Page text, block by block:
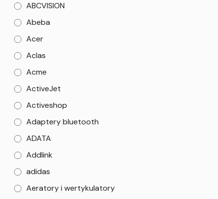
ABCVISION
Abeba
Acer
Aclas
Acme
ActiveJet
Activeshop
Adaptery bluetooth
ADATA
Addlink
adidas
Aeratory i wertykulatory